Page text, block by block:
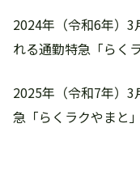
2024年（令和6年）
れる通勤特急「らく
2025年（令和7年）
急「らくラクやまと